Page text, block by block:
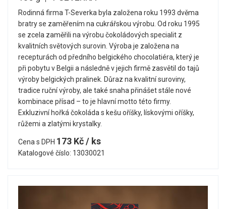
Rodinná firma T-Severka byla založena roku 1993 dvěma
bratry se zaměřením na cukrářskou výrobu. Od roku 1995
se zcela zaměřili na výrobu čokoládových specialit z
kvalitních světových surovin. Výroba je založena na
recepturách od předního belgického chocolatiéra, který je
při pobytu v Belgii a následně v jejich firmě zasvětil do tajů
výroby belgických pralinek. Důraz na kvalitní suroviny,
tradice ruční výroby, ale také snaha přinášet stále nové
kombinace přísad – to je hlavní motto této firmy.
Exkluzivní hořká čokoláda s kešu oříšky, lískovými oříšky,
růžemi a zlatými krystalky.
Cena s DPH 173 Kč / ks
Katalogové číslo: 13030021